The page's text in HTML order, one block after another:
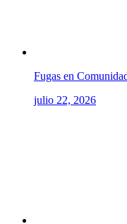
Fugas en
julio 22, 2026